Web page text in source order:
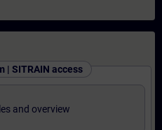
| SITRAIN access
and overview